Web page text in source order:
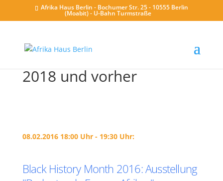
Afrika Haus Berlin - Bochumer Str. 25 - 10555 Berlin
(Moabit) - U-Bahn Turmstraße
2018 und vorher
08.02.2016 18:00 Uhr - 19:30 Uhr:
Black History Month 2016: Ausstellung